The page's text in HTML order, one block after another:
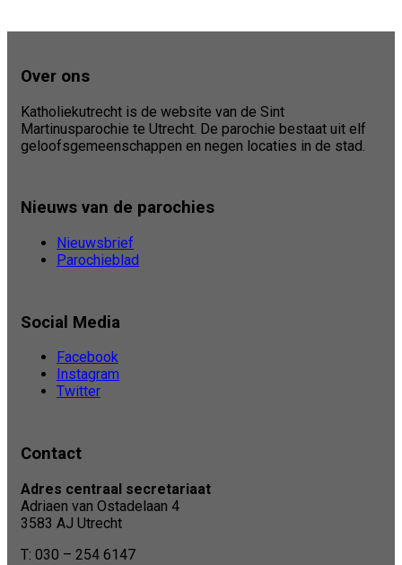
Over ons
Katholiekutrecht is de website van de Sint
Martinusparochie te Utrecht. De parochie bestaat uit elf
geloofsgemeenschappen en negen locaties in de stad.
Nieuws van de parochies
Nieuwsbrief
Parochieblad
Social Media
Facebook
Instagram
Twitter
Contact
Adres centraal secretariaat
Adriaen van Ostadelaan 4
3583 AJ Utrecht
T: 030 – 254 6147